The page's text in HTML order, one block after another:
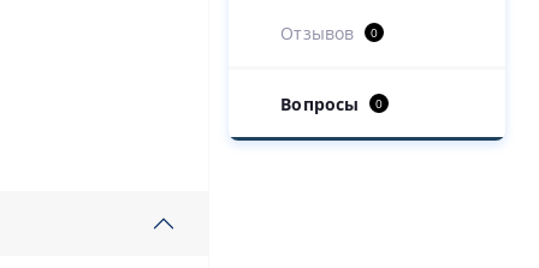
Отзывов 0
Вопросы 0